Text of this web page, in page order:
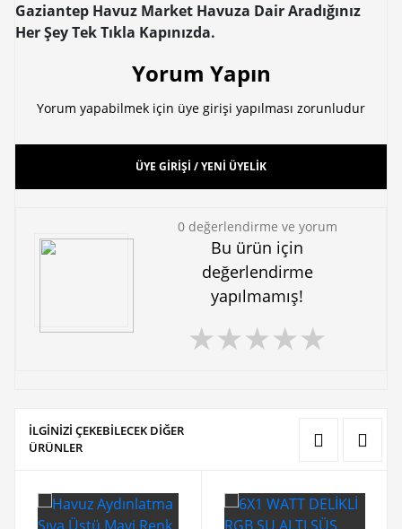
Gaziantep Havuz Market Havuza Dair Aradığınız
Her Şey Tek Tıkla Kapınızda.
Yorum Yapın
Yorum yapabilmek için üye girişi yapılması zorunludur
ÜYE GİRİŞİ / YENİ ÜYELİK
0 değerlendirme ve yorum
Bu ürün için
değerlendirme
yapılmamış!
★★★★★
İLGİNİZİ ÇEKEBİLECEK DİĞER
ÜRÜNLER